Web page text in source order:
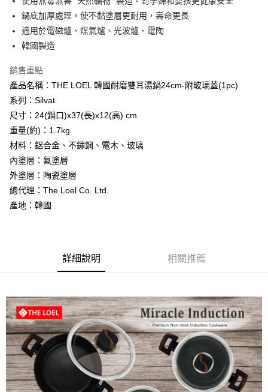
3.實際核准額度、可分期數及費用金額請依後續交易確認頁面所載為準。
4.訂單成立30分鐘內，如未前往確認交易或遇審核未通過，訂單將自動取
消。如遇「轉專審核」未通過狀況，表示未達大哥付你分期系統評分，恕無
法說明評估內容。
醒簡訊。
2.透過簡訊連結打開帳單後，可選擇「超商條碼／台灣大直營門市／銀行轉
帳／街口支付／iPASS MONEY」等通路繳費。
【注意事項】
1.本服務係由「台灣大哥大股份有限公司」（以下簡稱本公司）所提供，讓
用戶於交易時，得透過本服務購買商品或服務，並由商店將買賣／分期付款
買賣價金債權讓與本公司後，依約使用本公司帳單繳交帳款。
2.基於同意付款使用「大哥付你分期」之契約關係目的，商店將以您的個人
資料（包含姓名、電話或地址）提供予台灣大哥大進項蒐集、處理及利用，
3.完整用戶服務條款，請詳閱以下連結：
AFTEE先享後付是「在收到商品之後才付款」的支付方式。 讓您購物簡單
便利好安心！
１．簡單：不需註冊會員、不需綁卡、不需儲值。
２．便利：只要手機號碼，簡訊認證，即可結帳。
３．安心：先確認商品／服務後，再付款。
【「AFTEE先享後付」結帳流程】
１．於結帳方式選擇「AFTEE先享後付」後，將跳轉至「AFTEE先享後付」
結帳頁面，進行簡訊認證並確認金額後，即可完成結帳。
２．訂單成立數日內，您將收到繳費通知簡訊。
３．收到繳費通知簡訊後14天內，點擊此簡訊中的連結，可透過四大超商／
ATM／網路銀行／等多元方式進行付款，方視為交易完成。
※ 請注意：結帳手續完成當下不需立刻繳費，但若您需要取消訂單，請聯絡
購買商品的店家。未經商家同意取消之訂單仍視為有效，需透過AFTEE先享
後付繳納相關費用。
※ 交易是否成功請以「AFTEE先享後付 」之結帳頁面顯示為準，若有關於
是否繳費成功／繳費後需取消欲退款等相關疑問，請聯繫「AFTEE先享後付
客戶支援中心」 https://netprotections.freshdesk.com/support/home
【注意事項】
２．關於個人資料處理事宜，請瀏覽以下網址：
https://aftee.tw/terms/#terms3
３．未成年的使用者請事先徵得法定代理人或監護人之同意方可使用
任。
４．使用「AFTEE先享後付」時，將依據個別帳號之用戶狀況，依本公司即
時審查核予不同之上限額度；若仍有額度不足之情形，本公司將視審查結果
請求用戶進行身份認證。
５．嚴禁一人註冊多個帳號或使用他人資訊註冊。若發現惡意使用之情形，
恩沛科技股份有限公司將有權停止該用戶之使用額度並採取法律行動。
運送方式
THE LOEL-宅配
每筆NT$60，滿NT$499(含以上)免運費
鍋底加厚處理，使不黏塗層更耐用，壽命更長
適用於電磁爐、煤氣爐、光波爐、電陶
韓國製造
銷售重點
產品名稱：THE LOEL 韓國耐磨雙耳湯鍋24cm-附玻璃蓋(1pc)
系列：Silvat
尺寸：24(鍋口)x37(長)x12(高) cm
重量(約)：1.7kg
材料：鋁合金、不鏽鋼、電木、玻璃
內塗層：氟塗層
外塗層：陶瓷塗層
總代理：The Loel Co. Ltd.
產地：韓國
詳細說明 相關推薦